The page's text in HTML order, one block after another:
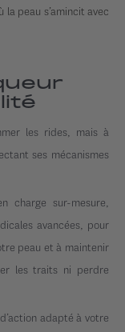
peau s’amincit avec
les rides, mais à
ses mécanismes
charge sur-mesure,
avancées, pour
peau et à maintenir
les traits ni perdre
adapté à votre